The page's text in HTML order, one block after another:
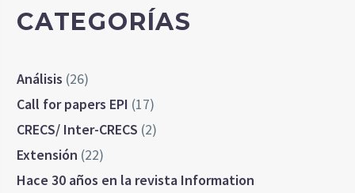
CATEGORÍAS
Análisis (26)
Call for papers EPI (17)
CRECS/ Inter-CRECS (2)
Extensión (22)
Hace 30 años en la revista Information